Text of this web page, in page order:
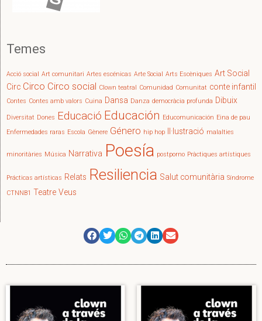
Temes
Acció social Art comunitari Artes escénicas Arte Social Arts Escèniques Art Social
Circ Circo Circo social Clown teatral Comunidad Comunitat conte infantil
Contes Contes amb valors Cuina Dansa Danza democràcia profunda Dibuix
Diversitat Dones Educació Educación Educomunicación Eina de pau
Enfermedades raras Escola Gènere Género hip hop Il·lustració malalties
minoritàries Música Narrativa Poesía postporno Pràctiques artístiques
Prácticas artísticas Relats Resiliencia Salut comunitària Síndrome
CTNNB1 Teatre Veus